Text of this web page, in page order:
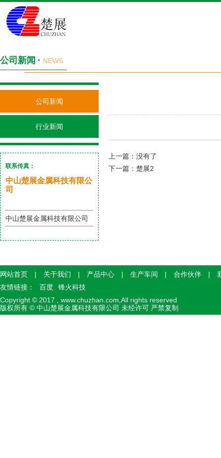
公司新闻 · NEWS
公司新闻
行业新闻
联系传真：
中山楚展金属科技有限公
司
中山楚展金属科技有限公司
上一篇： 没有了
下一篇： 楚展2
网站首页 | 关于我们 | 产品中心 | 生产车间 | 合作伙伴 |
友情链接：
百度
锋火科技
Copyright © 2017 , www.chuzhan.com,All rights reserved
版权所有 © 中山楚展金属科技有限公司 未经许可 严禁复制